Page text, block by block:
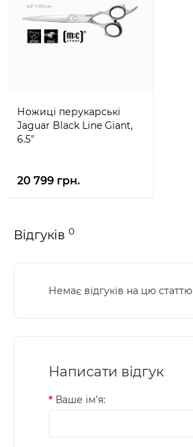
Ножиці перукарські
Jaguar Black Line Giant,
6.5"
20 799 грн.
Відгуків 0
Немає відгуків на цю статтю
Написати відгук
Ваше ім’я: